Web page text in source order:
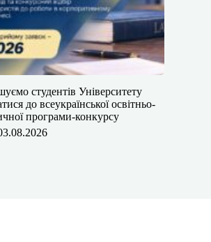
студентів Університету
до всеукраїнської освітньо-
програми-конкурсу